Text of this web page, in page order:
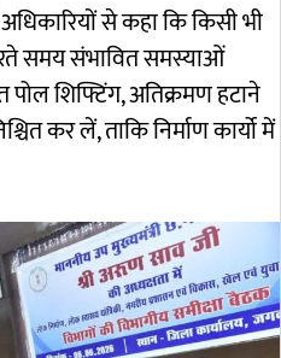
से कहा कि किसी भी
समय संभावित समस्याओं
पोल शिफ्टिंग, अतिक्रमण हटाने
कर लें, ताकि निर्माण कार्यो में